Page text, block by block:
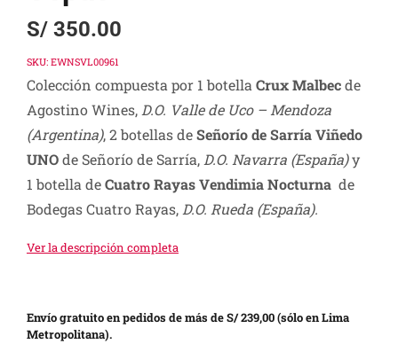
S/350.00
SKU: EWNSVL00961
Colección compuesta por 1 botella Crux Malbecde
Agostino Wines, D.O. Valle de Uco – Mendoza
(Argentina), 2 botellas deSeñorío de Sarría Viñedo
UNOde Señorío de Sarría, D.O. Navarra(España)y
1 botella deCuatro Rayas Vendimia Nocturnade
Bodegas Cuatro Rayas, D.O. Rueda (España).
Ver la descripción completa
Envío gratuito en pedidos de más de S/ 239,00 (sólo en Lima
Metropolitana).